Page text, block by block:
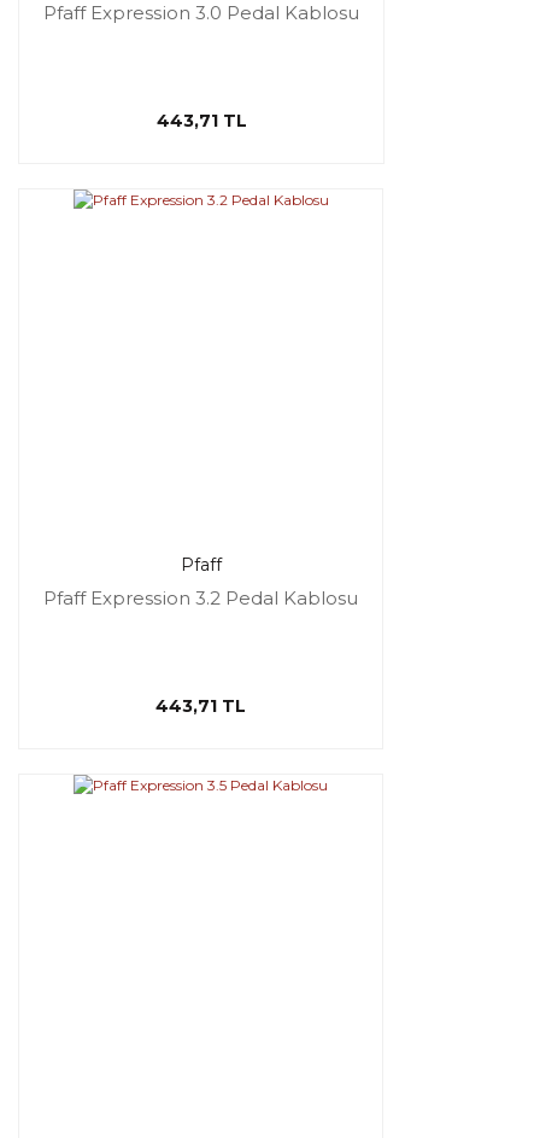
Pfaff Expression 3.0 Pedal Kablosu
443,71 TL
Pfaff
Pfaff Expression 3.2 Pedal Kablosu
443,71 TL